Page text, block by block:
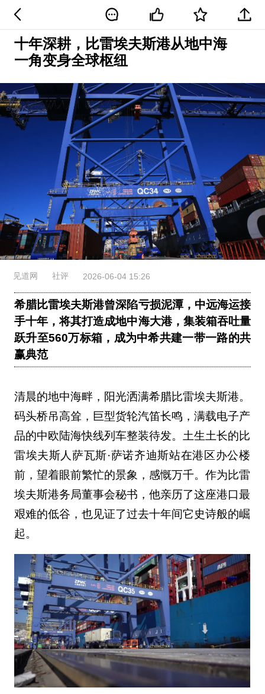
十年深耕，比雷埃夫斯港从地中海
一角变身全球枢纽
见道网 社评 2026-06-04 15:26
希腊比雷埃夫斯港曾深陷亏损泥潭，中远海运接
手十年，将其打造成地中海大港，集装箱吞吐量
跃升至560万标箱，成为中希共建一带一路的共
赢典范
清晨的地中海畔，阳光洒满希腊比雷埃夫斯港。
码头桥吊高耸，巨型货轮汽笛长鸣，满载电子产
品的中欧陆海快线列车整装待发。土生土长的比
雷埃夫斯人萨瓦斯·萨诺齐迪斯站在港区办公楼
前，望着眼前繁忙的景象，感慨万千。作为比雷
埃夫斯港务局董事会秘书，他亲历了这座港口最
艰难的低谷，也见证了过去十年间它史诗般的崛
起。